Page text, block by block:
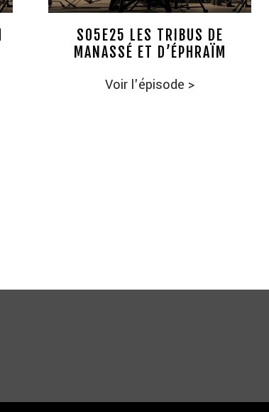
S05E25 LES TRIBUS DE
MANASSÉ ET D’ÉPHRAÏM
Voir l'épisode >